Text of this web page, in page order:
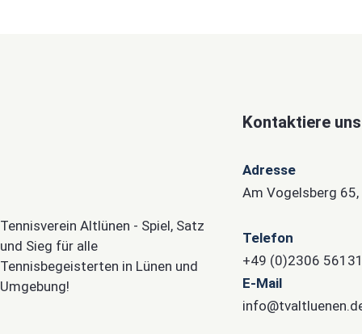
Tennisverein Altlünen - Spiel, Satz
und Sieg für alle
Tennisbegeisterten in Lünen und
Umgebung!
Kontaktiere uns
Adresse
Am Vogelsberg
Telefon
+49 (0)2306
E-Mail